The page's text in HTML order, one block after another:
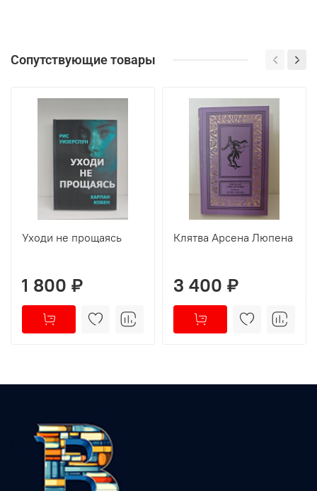
Сопутствующие товары
Уходи не прощаясь
1 800 ₽
Клятва Арсена Люпена
3 400 ₽